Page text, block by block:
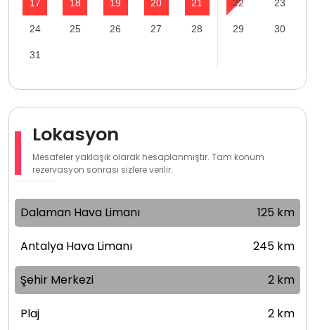
17 18 19 20 21 22 23
24 25 26 27 28 29 30
31
Lokasyon
Mesafeler yaklaşık olarak hesaplanmıştır. Tam konum
rezervasyon sonrası sizlere verilir.
Dalaman Hava Limanı 125 km
Antalya Hava Limanı 245 km
Şehir Merkezi 2 km
Plaj 2 km